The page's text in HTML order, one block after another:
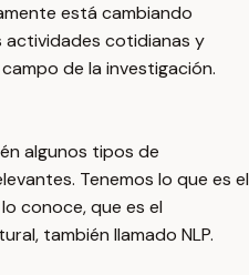
está cambiando
actividades cotidianas y
de la investigación.
algunos tipos de
Tenemos lo que es el
conoce, que es el
también llamado NLP.